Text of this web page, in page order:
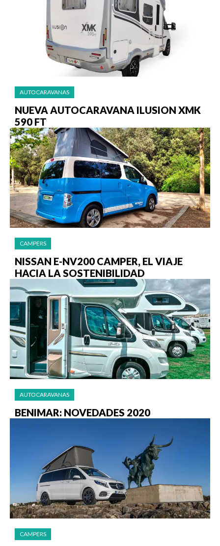
AUTOCARAVANAS
NUEVA AUTOCARAVANA ILUSION XMK
590 FT
CAMPERS
NISSAN E-NV200 CAMPER, EL VIAJE
HACIA LA SOSTENIBILIDAD
AUTOCARAVANAS
BENIMAR: NOVEDADES 2020
CAMPERS